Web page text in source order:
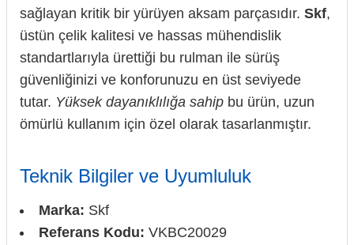
sağlayan kritik bir yürüyen aksam parçasıdır. Skf,
üstün çelik kalitesi ve hassas mühendislik
standartlarıyla ürettiği bu rulman ile sürüş
güvenliğinizi ve konforunuzu en üst seviyede
tutar. Yüksek dayanıklılığa sahip bu ürün, uzun
ömürlü kullanım için özel olarak tasarlanmıştır.
Teknik Bilgiler ve Uyumluluk
Marka: Skf
Referans Kodu: VKBC20029